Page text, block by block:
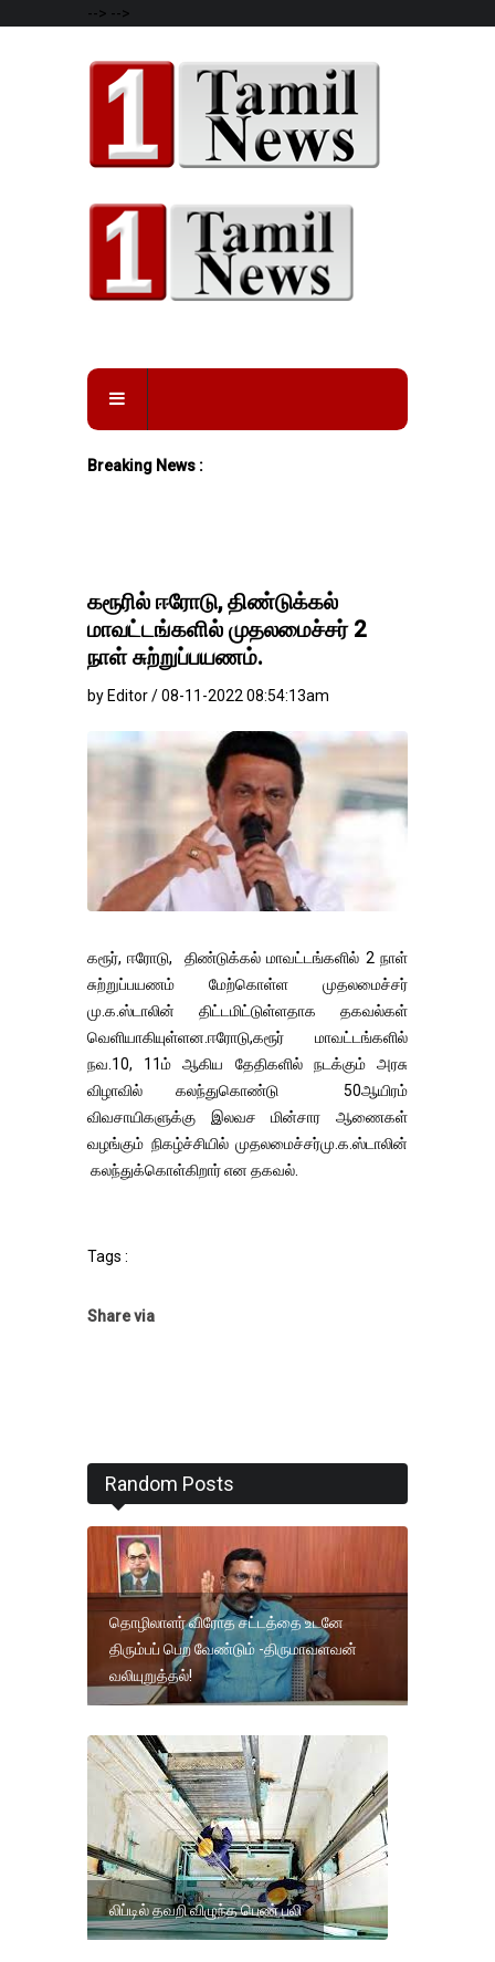
--> -->
Breaking News :
கரூரில் ஈரோடு, திண்டுக்கல்
மாவட்டங்களில் முதலமைச்சர் 2
நாள் சுற்றுப்பயணம்.
by Editor / 08-11-2022 08:54:13am
கரூர், ஈரோடு, திண்டுக்கல் மாவட்டங்களில் 2 நாள்
சுற்றுப்பயணம் மேற்கொள்ள முதலமைச்சர்
மு.க.ஸ்டாலின் திட்டமிட்டுள்ளதாக தகவல்கள்
வெளியாகியுள்ளன.ஈரோடு,கரூர் மாவட்டங்களில்
நவ.10, 11ம் ஆகிய தேதிகளில் நடக்கும் அரசு
விழாவில் கலந்துகொண்டு 50ஆயிரம்
விவசாயிகளுக்கு இலவச மின்சார ஆணைகள்
வழங்கும் நிகழ்ச்சியில் முதலமைச்சர்மு.க.ஸ்டாலின்
கலந்துக்கொள்கிறார் என தகவல்.
Tags :
Share via
Random Posts
தொழிலாளர் விரோத சட்டத்தை உடனே
திரும்பப் பெற வேண்டும் -திருமாவளவன்
வலியுறுத்தல்!
லிப்டில் தவறி விழுந்த பெண் பலி